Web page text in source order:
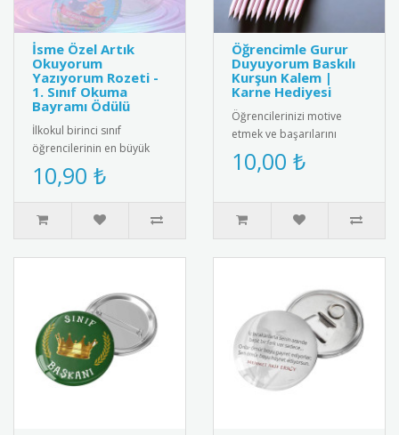
İsme Özel Artık
Okuyorum
Yazıyorum Rozeti -
1. Sınıf Okuma
Bayramı Ödülü
İlkokul birinci sınıf
öğrencilerinin en büyük
akademik dönüm noktası
olan okuma-yazmaya
geçiş süreci..
10,90 ₺
Öğrencimle Gurur
Duyuyorum Baskılı
Kurşun Kalem |
Karne Hediyesi
Öğrencilerinizi motive
etmek ve başarılarını
ödüllendirmek için harika
bir hediye! Üzerinde
10,00 ₺